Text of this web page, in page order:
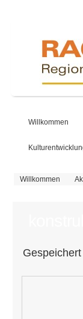
Willkommen
Sie sind
Willkommen